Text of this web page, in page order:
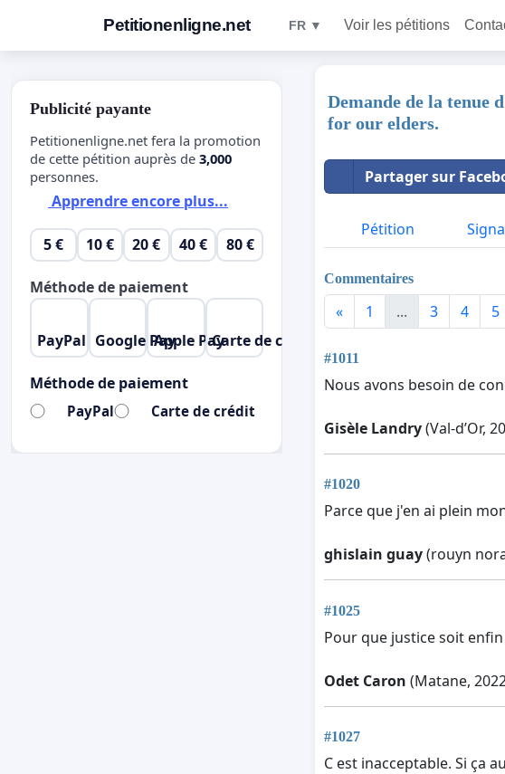
Petitionenligne.net FR ▼ Voir les pétitions
Demande de la tenue
for our elders.
Partager sur
Pétition
Commentaires
« 1 ... 3 4 5
#1011
Nous avons besoin de
Gisèle Landry(Val-d’Or,
#1020
Parce que j'en ai plein
ghislain guay(rouyn
#1025
Pour que justice soit
Odet Caron (Matane,
#1027
C est inacceptable. Si ça
Publicité payante
Petitionenligne.net fera la promotion
de cette pétition auprès de 3,000
personnes.
Apprendre encore plus...
5 € 10 € 20 € 40 € 80 €
Méthode de paiement
PayPal Google PayApple PayCarte de crédit
Méthode de paiement
PayPal Carte de crédit